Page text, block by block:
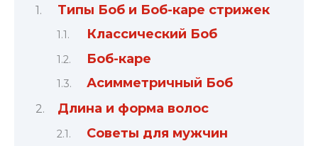
Типы Боб и Боб-каре стрижек
Классический Боб
Боб-каре
Асимметричный Боб
Длина и форма волос
Советы для мужчин